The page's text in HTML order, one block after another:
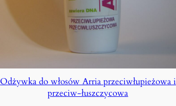
Odżywka do włosów Arria przeciwłupieżowa i
przeciw-łuszczycowa